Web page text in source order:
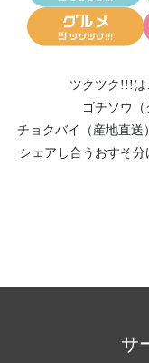
ツクツク!!!は
ゴチソウ（
チョクバイ（産地直送）
シェアし合う おすそ
サ